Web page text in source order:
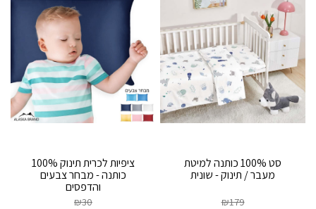
סט 100% כותנה למיטת
מעבר / תינוק - שונית
₪179
ציפיות לכרית תינוק 100%
כותנה - מבחר צבעים
והדפסים
₪30